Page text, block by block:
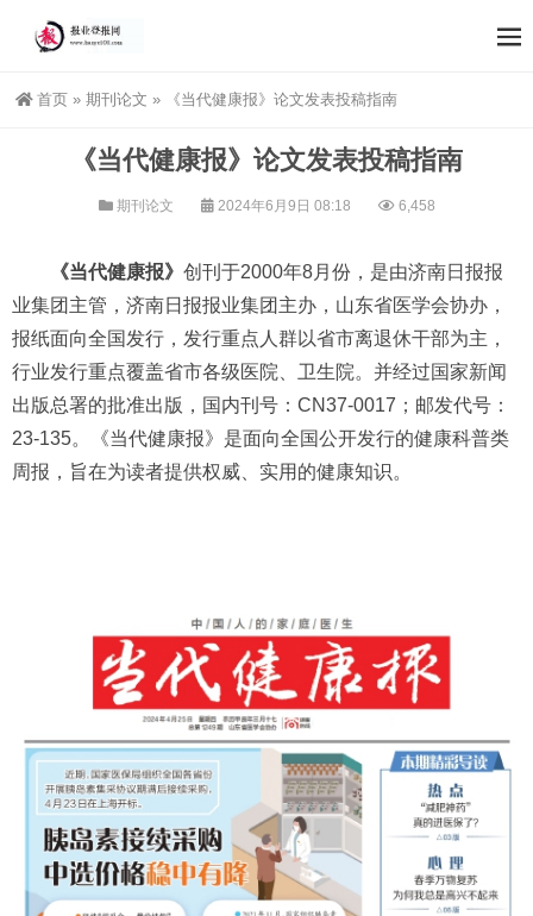
首页 » 期刊论文 » 《当代健康报》论文发表投稿指南
《当代健康报》论文发表投稿指南
期刊论文 2024年6月9日 08:18 6,458
《当代健康报》 创刊于2000年8月份，是由济南日报报
业集团主管，济南日报报业集团主办，山东省医学会协办，
报纸面向全国发行，发行重点人群以省市离退休干部为主，
行业发行重点覆盖省市各级医院、卫生院。并经过国家新闻
出版总署的批准出版，国内刊号：CN37-0017；邮发代号：
23-135。《当代健康报》是面向全国公开发行的健康科普类
周报，旨在为读者提供权威、实用的健康知识。